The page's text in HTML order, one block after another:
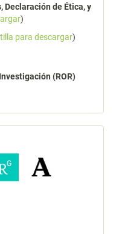
Declaración de Ética, y
)
para descargar)
(ROR)